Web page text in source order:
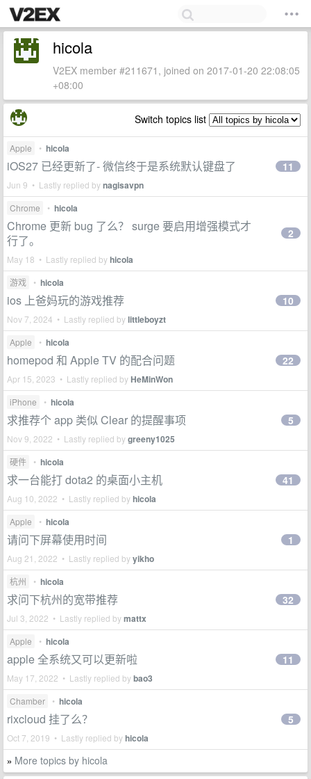
hicola
V2EX member #211671, joined on 2017-01-20 22:08:05
+08:00
Switch topics list
Apple • hicola
iOS27 已经更新了- 微信终于是系统默认键盘了
Jun 9 • Lastly replied bynagisavpn
11
Chrome • hicola
Chrome 更新 bug 了么？ surge 要启用增强模式才
行了。
May 18 • Lastly replied byhicola
2
游戏 • hicola
ios 上爸妈玩的游戏推荐
Nov 7, 2024 • Lastly replied bylittleboyzt
10
Apple • hicola
homepod 和 Apple TV 的配合问题
Apr 15, 2023 • Lastly replied byHeMinWon
22
iPhone • hicola
求推荐个 app 类似 Clear 的提醒事项
Nov 9, 2022 • Lastly replied bygreeny1025
5
硬件 • hicola
求一台能打 dota2 的桌面小主机
Aug 10, 2022 • Lastly replied byhicola
41
Apple • hicola
请问下屏幕使用时间
Aug 21, 2022 • Lastly replied byyikho
1
杭州 • hicola
求问下杭州的宽带推荐
Jul 3, 2022 • Lastly replied bymattx
32
Apple • hicola
apple 全系统又可以更新啦
May 17, 2022 • Lastly replied bybao3
11
Chamber • hicola
rixcloud 挂了么？
Oct 7, 2019 • Lastly replied byhicola
5
» More topics by hicola